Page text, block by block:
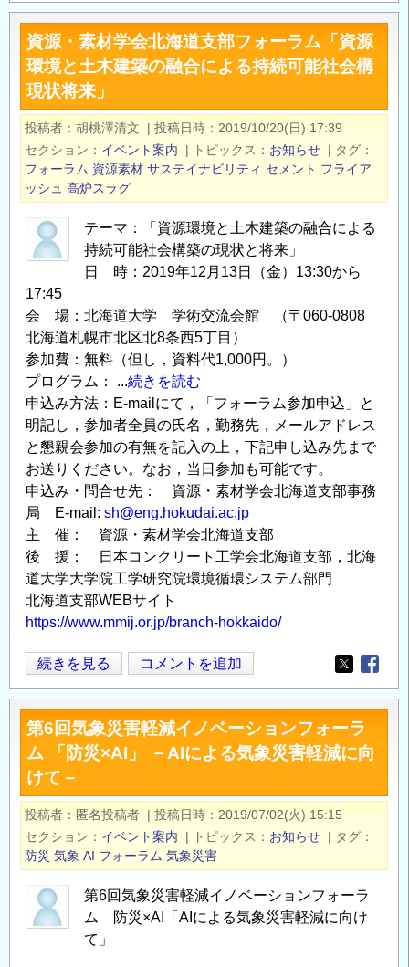
回
気
象
災
害
軽
減
イ
ノ
ベ
ー
ョ
ン
フ
ォ
ー
ラ
ム
「防
災
×
福
祉
(ヘ
ル
ス
ア)」
マ
イ
タ
イ
ム
ラ
イ
ン
に
よ
資源・素材学会北海道支部フォーラム「資源
環境と土木建築の融合による持続可能社会構
現状将来」
投稿者 胡桃澤清文 | 投稿日時
2019/10/20(日) 17:39
セクション
イベント案内 | トピックス お知らせ | タグ
フォーラム 資源素材 サステイナビリティ セメント フライア
ッシュ 高炉スラグ
テーマ：「資源環境と土木建築の融合による
持続可能社会構築の現状と将来」
日 時：2019年12月13日（金）13:30から
17:45
会 場：北海道大学 学術交流会館 （〒060-0808
北海道札幌市北区北8条西5丁目）
参加費：無料（但し，資料代1,000円。）
プログラム： ...続きを読む
申込み方法：E-mailにて，「フォーラム参加申込」と
明記し，参加者全員の氏名，勤務先，メールアドレス
と懇親会参加の有無を記入の上，下記申し込み先まで
お送りください。なお，当日参加も可能です。
申込み・問合せ先： 資源・素材学会北海道支部事務
局 E-mail: sh@eng.hokudai.ac.jp
主 催： 資源・素材学会北海道支部
後 援： 日本コンクリート工学会北海道支部，北海
道大学大学院工学研究院環境循環システム部門
北海道支部WEBサイト
https://www.mmij.or.jp/branch-hokkaido/
資
源・
素
材
学
会
北
海
道
支
部
フ
続きを見る コメントを追加
Opens in
第6回気象災害軽減イノベーションフォーラ
ム 「防災×AI」 －AIによる気象災害軽減に向
けて－
投稿者 匿名投稿者 | 投稿日時
2019/07/02(火) 15:15
セクション
イベント案内 | トピックス お知らせ | タグ
防災 気象 AI フォーラム 気象災害
第6回気象災害軽減イノベーションフォーラ
ム 防災×AI「AIによる気象災害軽減に向け
て」